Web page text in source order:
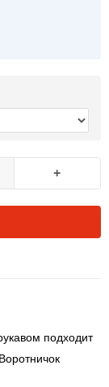
+
подходит